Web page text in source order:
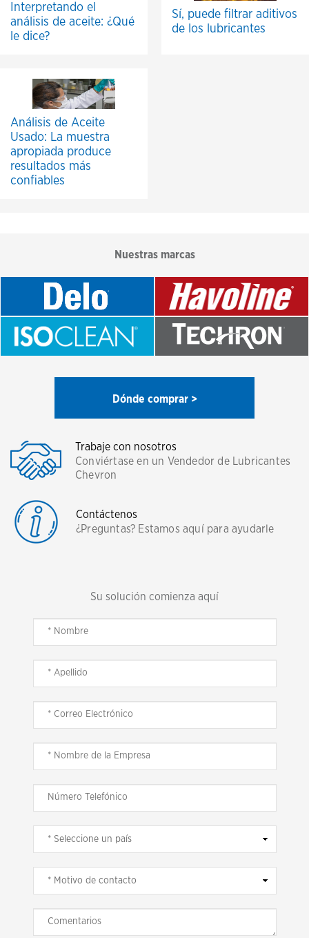
Interpretando el
análisis de aceite: ¿Qué
le dice?
Sí, puede filtrar aditivos
de los lubricantes
Análisis de Aceite
Usado: La muestra
apropiada produce
resultados más
confiables
Nuestras marcas
Dónde comprar >
Trabaje con nosotros
Conviértase en un Vendedor de Lubricantes
Chevron
Contáctenos
¿Preguntas? Estamos aquí para ayudarle
Su solución comienza aquí